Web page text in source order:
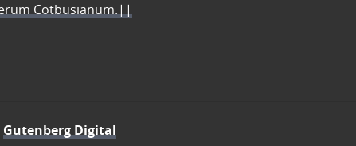
Cotbusianum.||
Gutenberg Digital